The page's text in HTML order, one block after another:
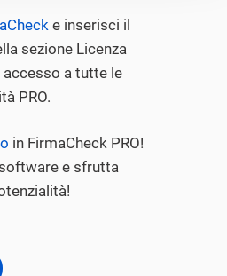
e inserisci il
sezione Licenza
accesso a tutte le
PRO.
in FirmaCheck PRO!
e sfrutta